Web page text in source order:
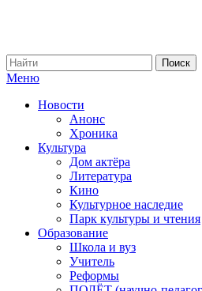
Меню
Новости
Анонс
Хроника
Культура
Дом актёра
Литература
Кино
Культурное наследие
Парк культуры и чтения
Образование
Школа и вуз
Учитель
Реформы